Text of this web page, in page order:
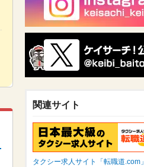
関連サイト
タクシー求人サイト「転職道.com」